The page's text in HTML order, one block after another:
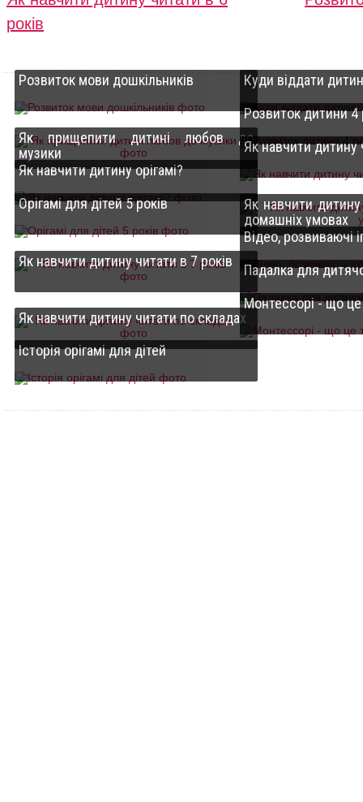
років
Розвиток мови дошкільників
Як прищепити дитині любов до
музики
Як навчити дитину орігамі?
Орігамі для дітей 5 років
Як навчити дитину читати в 7 років
Як навчити дитину читати по складах
Історія орігамі для дітей
Куди віддати
Розвиток дитини 4
Як навчити дитину
Як навчити
домашніх умовах
Відео, розвиваючі
Падалка для
Монтессорі - що це